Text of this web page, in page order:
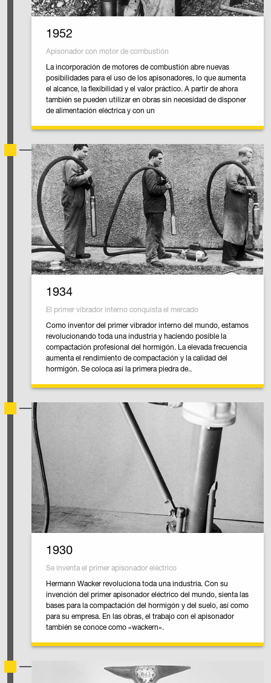
1952
Apisonador con motor de combustión
La incorporación de motores de combustión abre nuevas
posibilidades para el uso de los apisonadores, lo que aumenta
el alcance, la flexibilidad y el valor práctico. A partir de ahora
también se pueden utilizar en obras sin necesidad de disponer
de alimentación eléctrica y con un
1934
El primer vibrador interno conquista el mercado
Como inventor del primer vibrador interno del mundo, estamos
revolucionando toda una industria y haciendo posible la
compactación profesional del hormigón. La elevada frecuencia
aumenta el rendimiento de compactación y la calidad del
hormigón. Se coloca así la primera piedra de..
1930
Se inventa el primer apisonador eléctrico
Hermann Wacker revoluciona toda una industria. Con su
invención del primer apisonador eléctrico del mundo, sienta las
bases para la compactación del hormigón y del suelo, así como
para su empresa. En las obras, el trabajo con el apisonador
también se conoce como «wackern».